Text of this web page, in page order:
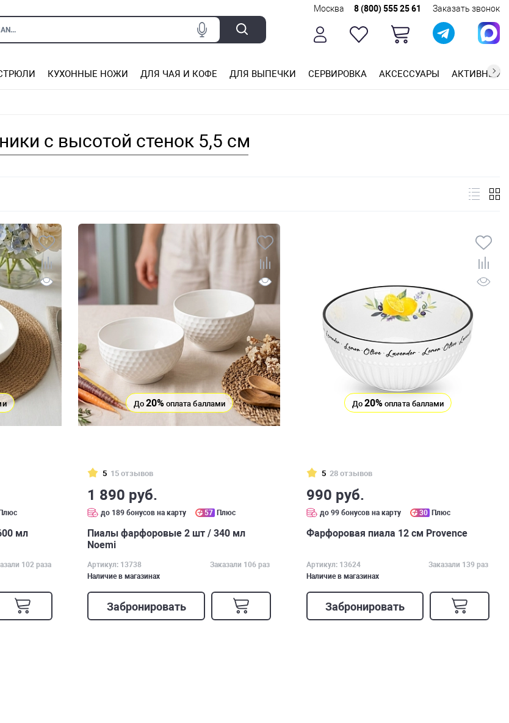
Москва 8 (800) 555 25 61 Заказать звонок
КУХОННЫЕ НОЖИ ДЛЯ ЧАЯ И КОФЕ ДЛЯ ВЫПЕЧКИ СЕРВИРОВКА АКСЕССУАРЫ АКТИВНЫЙ
с высотой стенок 5,5 см
Плюс
мл
102 раза
До 20%оплата баллами
5 15 отзывов
1 890 руб.
до 189 бонусов на карту 57 Плюс
Пиалы фарфоровые 2 шт / 340 мл
Noemi
Артикул: 13738
Заказали 106 раз
Наличие в магазинах
Забронировать
До20% оплата баллами
5 28 отзывов
990 руб.
до 99 бонусов на карту 30 Плюс
Фарфоровая пиала 12 см Provence
Артикул: 13624
Заказали 139 раз
Наличие в магазинах
Забронировать